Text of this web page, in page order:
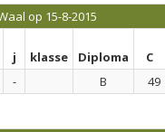
op 15-8-2015
j klasse Diploma
C
- B 49